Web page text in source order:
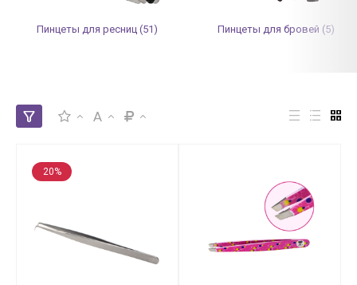
Пинцеты для ресниц (51) Пинцеты для бровей (5)
A
20%